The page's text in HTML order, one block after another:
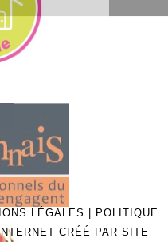
LÉGALES
POLITIQUE
CRÉÉ PAR SITE